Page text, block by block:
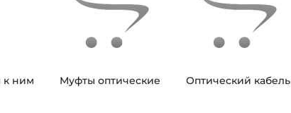
к ним Муфты оптические Оптический кабель